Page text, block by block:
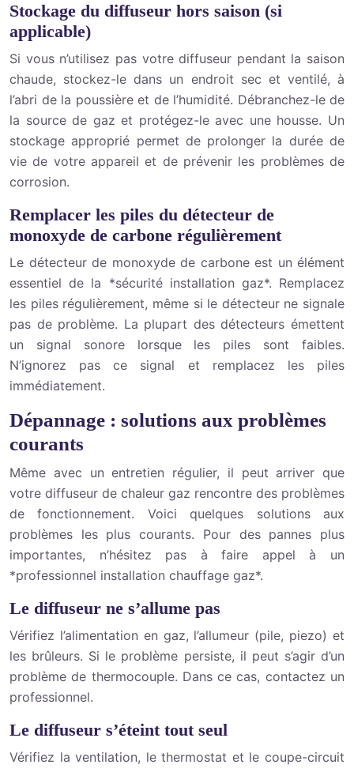
Stockage du diffuseur hors saison (si
applicable)
Si vous n’utilisez pas votre diffuseur pendant la saison
chaude, stockez-le dans un endroit sec et ventilé, à
l’abri de la poussière et de l’humidité. Débranchez-le de
la source de gaz et protégez-le avec une housse. Un
stockage approprié permet de prolonger la durée de
vie de votre appareil et de prévenir les problèmes de
corrosion.
Remplacer les piles du détecteur de
monoxyde de carbone régulièrement
Le détecteur de monoxyde de carbone est un élément
essentiel de la *sécurité installation gaz*. Remplacez
les piles régulièrement, même si le détecteur ne signale
pas de problème. La plupart des détecteurs émettent
un signal sonore lorsque les piles sont faibles.
N’ignorez pas ce signal et remplacez les piles
immédiatement.
Dépannage : solutions aux problèmes
courants
Même avec un entretien régulier, il peut arriver que
votre diffuseur de chaleur gaz rencontre des problèmes
de fonctionnement. Voici quelques solutions aux
problèmes les plus courants. Pour des pannes plus
importantes, n’hésitez pas à faire appel à un
*professionnel installation chauffage gaz*.
Le diffuseur ne s’allume pas
Vérifiez l’alimentation en gaz, l’allumeur (pile, piezo) et
les brûleurs. Si le problème persiste, il peut s’agir d’un
problème de thermocouple. Dans ce cas, contactez un
professionnel.
Le diffuseur s’éteint tout seul
Vérifiez la ventilation, le thermostat et le coupe-circuit